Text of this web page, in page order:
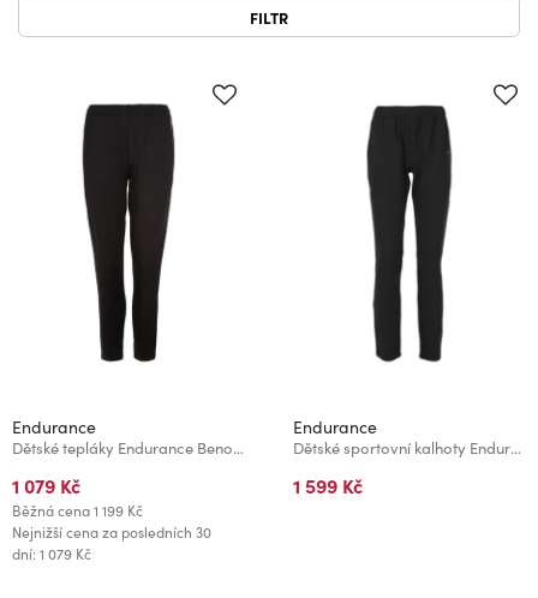
FILTR
Endurance
Dětské tepláky Endurance Beno Jr.
1 079 Kč
Běžná cena1 199 Kč
Nejnižší cena za posledních 30
dní: 1 079 Kč
Endurance
Dětské sportovní kalhoty Endurance JEEN
1 599 Kč